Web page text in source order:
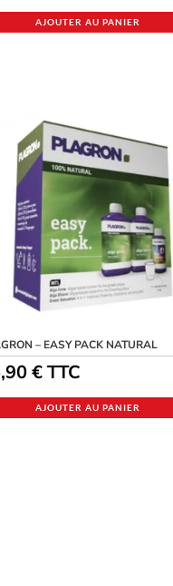
AJOUTER AU PANIER
– EASY PACK NATURAL
€TTC
AJOUTER AU PANIER